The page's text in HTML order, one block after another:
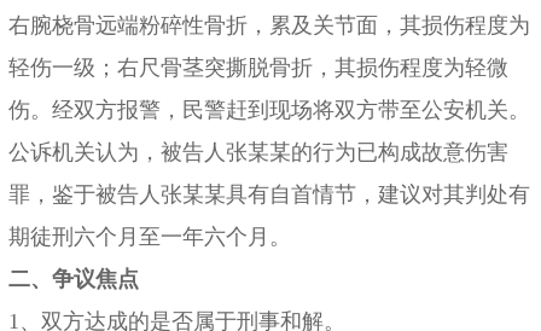
右腕桡骨远端粉碎性骨折，累及关节面，其损伤程度为
轻伤一级；右尺骨茎突撕脱骨折，其损伤程度为轻微
伤。经双方报警，民警赶到现场将双方带至公安机关。
公诉机关认为，被告人张某某的行为已构成故意伤害
罪，鉴于被告人张某某具有自首情节，建议对其判处有
期徒刑六个月至一年六个月。
二、争议焦点
1、双方达成的是否属于刑事和解。